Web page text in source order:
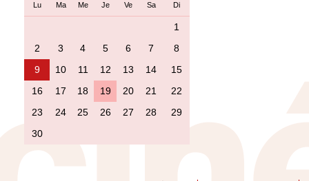
Lu Ma Me Je Ve Sa Di
1
2
3 4 5 6 7
8
9
10 11 12 13 14
15
16
17 18 19 20 21
22
23
24 25 26 27 28
29
30